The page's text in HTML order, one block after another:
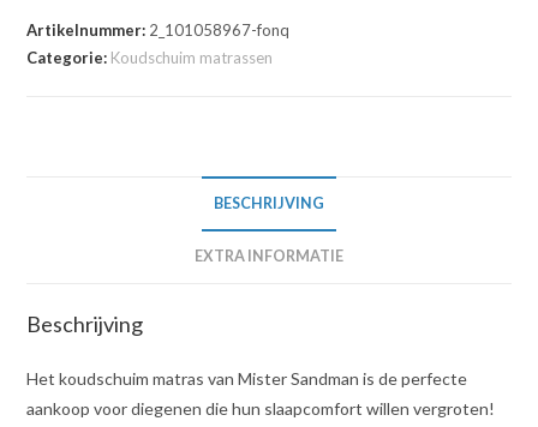
Artikelnummer: 2_101058967-fonq
Categorie: Koudschuim matrassen
BESCHRIJVING
EXTRA INFORMATIE
Beschrijving
Het koudschuim matras van Mister Sandman is de perfecte
aankoop voor diegenen die hun slaapcomfort willen vergroten!